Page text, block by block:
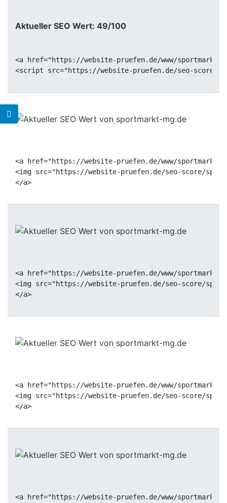
Aktueller SEO Wert: 49/100
<a href="https://website-pruefen.de/www/
<a href="https://website-pruefen.de/www/sportmarkt-
<img src="https://website-pruefen.de/seo-score/
<a href="https://website-pruefen.de/www/sportmarkt-
<img src="https://website-pruefen.de/seo-score/
<a href="https://website-pruefen.de/www/sportmarkt-
<img src="https://website-pruefen.de/seo-score/
<a href="https://website-pruefen.de/www/sportmarkt-